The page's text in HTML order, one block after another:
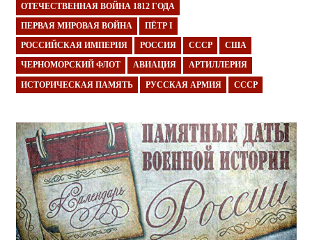
ОТЕЧЕСТВЕННАЯ ВОЙНА 1812 ГОДА
ПЕРВАЯ МИРОВАЯ ВОЙНА ПЁТР I
РОССИЙСКАЯ ИМПЕРИЯ РОССИЯ СССР США
ЧЕРНОМОРСКИЙ ФЛОТ АВИАЦИЯ АРТИЛЛЕРИЯ
ИСТОРИЧЕСКАЯ ПАМЯТЬ РУССКАЯ АРМИЯ СССР